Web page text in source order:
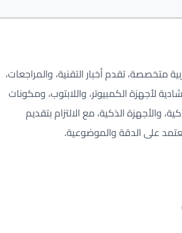
متخصصة، تقدم أخبار التقنية، والمراجعات،
لأجهزة الكمبيوتر، واللابتوب، ومكونات
والأجهزة الذكية، مع الالتزام بتقديم
على الدقة والموضوعية.